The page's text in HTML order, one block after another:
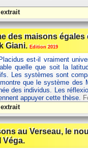
des maisons égales
Giani.Edition 2019
est-il vraiment
quelle que soit la
Les systèmes sont
que le système des
des individus. Les
appuyer cette thèse.
au Verseau, le
Véga.